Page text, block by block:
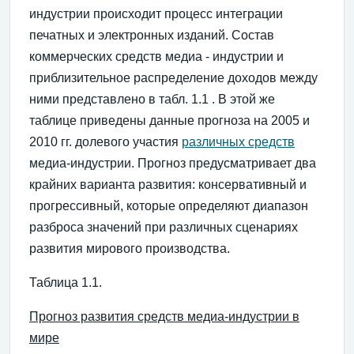
индустрии происходит процесс интеграции
печатных и электронных изданий. Состав
коммерческих средств медиа - индустрии и
приблизительное распределение доходов между
ними представлено в табл. 1.1 . В этой же
таблице приведены данные прогноза на 2005 и
2010 гг. долевого участия различных средств
медиа-индустрии. Прогноз предусматривает два
крайних варианта развития: консервативный и
прогрессивный, которые определяют диапазон
разброса значений при различных сценариях
развития мирового производства.
Таблица 1.1.
Прогноз развития средств медиа-индустрии в
мире